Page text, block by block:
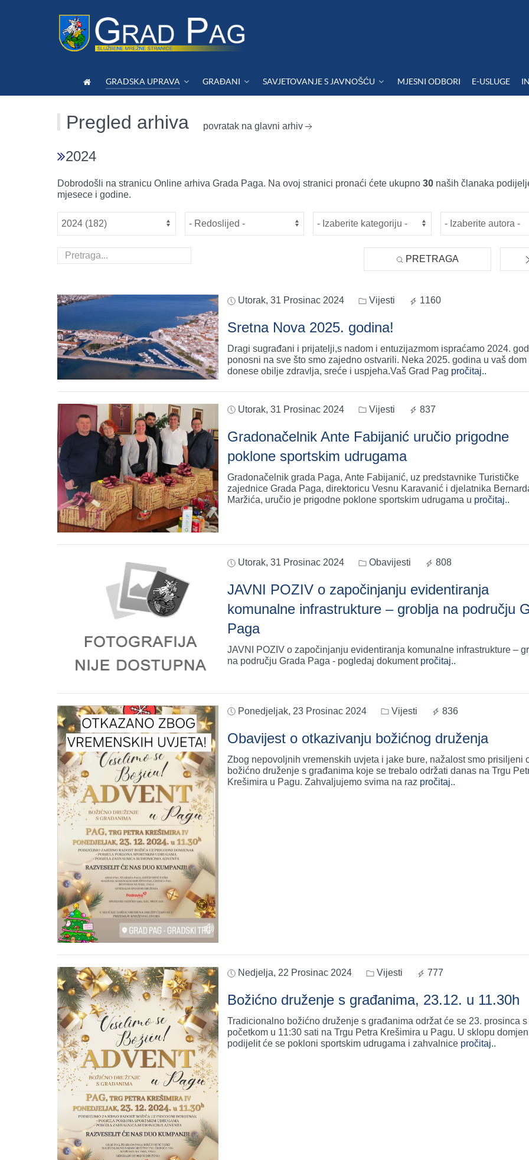
GRADSKA UPRAVA GRAĐANI SAVJETOVANJE S JAVNOŠĆU MJESNI ODBORI E-USLUGE
Pregled arhiva povratak na glavni arhiv
2024
Dobrodošli na stranicu Online arhiva Grada Paga. Na ovoj stranici pronaći ćete ukupno 30 naših članaka
mjesece i godine.
PRETRAGA
Utorak, 31 Prosinac 2024 Vijesti 1160
Sretna Nova 2025. godina!
Dragi sugrađani i prijatelji,s nadom i entuzijazmom ispraćamo 2024.
ponosni na sve što smo zajedno ostvarili. Neka 2025. godina u vaš dom
donese obilje zdravlja, sreće i uspjeha.Vaš Grad Pag pročitaj..
Utorak, 31 Prosinac 2024 Vijesti 837
Gradonačelnik Ante Fabijanić uručio prigodne
poklone sportskim udrugama
Gradonačelnik grada Paga, Ante Fabijanić, uz predstavnike Turističke
zajednice Grada Paga, direktoricu Vesnu Karavanić i djelatnika
Maržića, uručio je prigodne poklone sportskim udrugama u pročitaj..
Utorak, 31 Prosinac 2024 Obavijesti 808
JAVNI POZIV o započinjanju evidentiranja
komunalne infrastrukture – groblja na području
Paga
JAVNI POZIV o započinjanju evidentiranja komunalne infrastrukture –
na području Grada Paga - pogledaj dokument pročitaj..
Ponedjeljak, 23 Prosinac 2024 Vijesti 836
Obavijest o otkazivanju božićnog druženja
Zbog nepovoljnih vremenskih uvjeta i jake bure, nažalost smo prisiljeni
božićno druženje s građanima koje se trebalo održati danas na Trgu
Krešimira u Pagu. Zahvaljujemo svima na raz pročitaj..
Nedjelja, 22 Prosinac 2024 Vijesti 777
Božićno druženje s građanima, 23.12. u 11.30h
Tradicionalno božićno druženje s građanima održat će se 23. prosinca s
početkom u 11:30 sati na Trgu Petra Krešimira u Pagu. U sklopu
podijelit će se pokloni sportskim udrugama i zahvalnice pročitaj..